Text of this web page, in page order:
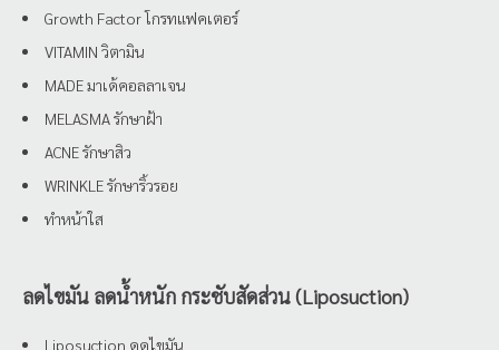
Growth Factor โกรทแฟคเตอร์
VITAMIN วิตามิน
MADE มาเด้คอลลาเจน
MELASMA รักษาฝ้า
ACNE รักษาสิว
WRINKLE รักษาริ้วรอย
ทำหน้าใส
ลดไขมัน ลดน้ำหนัก กระชับสัดส่วน (Liposuction)
Liposuction ดูดไขมัน